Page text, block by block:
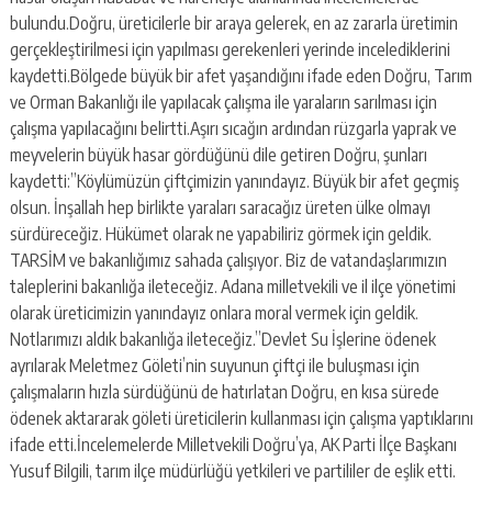
bulundu.Doğru, üreticilerle bir araya gelerek, en az zararla üretimin
gerçekleştirilmesi için yapılması gerekenleri yerinde incelediklerini
kaydetti.Bölgede büyük bir afet yaşandığını ifade eden Doğru, Tarım
ve Orman Bakanlığı ile yapılacak çalışma ile yaraların sarılması için
çalışma yapılacağını belirtti.Aşırı sıcağın ardından rüzgarla yaprak ve
meyvelerin büyük hasar gördüğünü dile getiren Doğru, şunları
kaydetti:”Köylümüzün çiftçimizin yanındayız. Büyük bir afet geçmiş
olsun. İnşallah hep birlikte yaraları saracağız üreten ülke olmayı
sürdüreceğiz. Hükümet olarak ne yapabiliriz görmek için geldik.
TARSİM ve bakanlığımız sahada çalışıyor. Biz de vatandaşlarımızın
taleplerini bakanlığa ileteceğiz. Adana milletvekili ve il ilçe yönetimi
olarak üreticimizin yanındayız onlara moral vermek için geldik.
Notlarımızı aldık bakanlığa ileteceğiz.”Devlet Su İşlerine ödenek
ayrılarak Meletmez Göleti’nin suyunun çiftçi ile buluşması için
çalışmaların hızla sürdüğünü de hatırlatan Doğru, en kısa sürede
ödenek aktararak göleti üreticilerin kullanması için çalışma yaptıklarını
ifade etti.İncelemelerde Milletvekili Doğru’ya, AK Parti İlçe Başkanı
Yusuf Bilgili, tarım ilçe müdürlüğü yetkileri ve partililer de eşlik etti.